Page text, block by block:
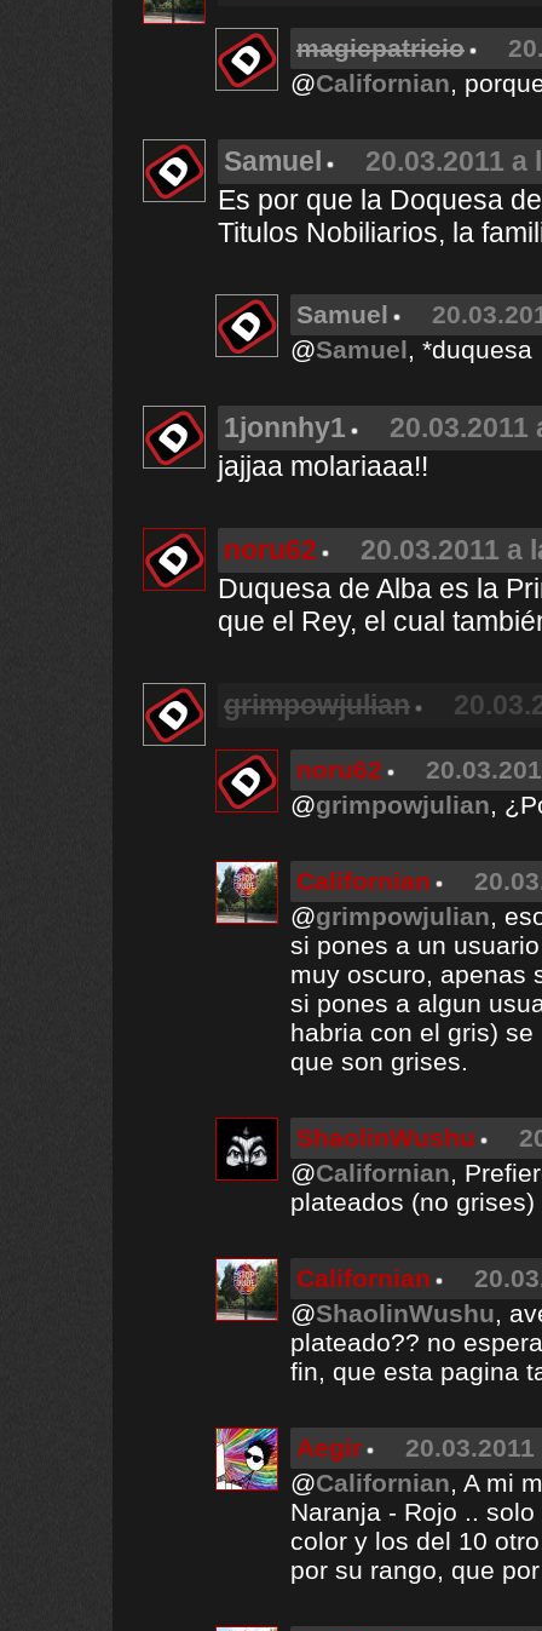
magicpatricio
@Californian,
Samuel
20.03.2011 a
Es por que la Doquesa
Titulos Nobiliarios, la
Samuel
@Samuel, *duquesa
1jonnhy1
20.03.2011
jajjaa molariaaa!!
noru62
20.03.2011 a
Duquesa de Alba es la
que el Rey, el cual
grimpowjulian
noru62
@grimpowjulian,
Californian
@grimpowjulian,
si pones a un
muy oscuro, apenas
si pones a algun
habria con el gris)
que son grises.
ShaolinWushu
@Californian,
plateados (no grises)
Californian
@ShaolinWushu,
plateado?? no
fin, que esta pagina
Aegir
@Californian, A mi
Naranja - Rojo ..
color y los del 10
por su rango, que